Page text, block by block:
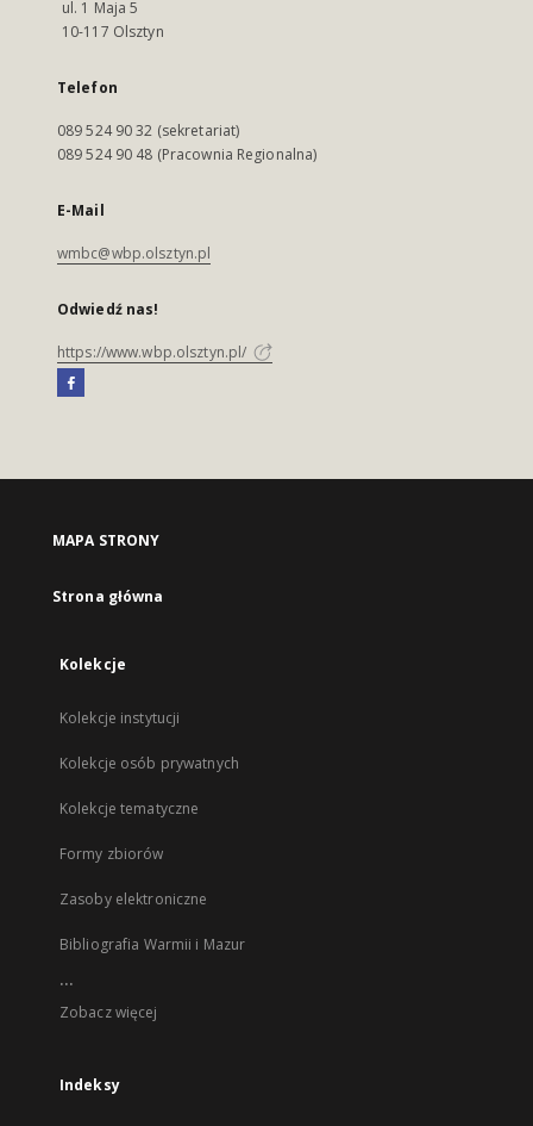
ul. 1 Maja 5
10-117 Olsztyn
Telefon
089 524 90 32 (sekretariat)
089 524 90 48 (Pracownia Regionalna)
E-Mail
wmbc@wbp.olsztyn.pl
Odwiedź nas!
https://www.wbp.olsztyn.pl/
MAPA STRONY
Strona główna
Kolekcje
Kolekcje instytucji
Kolekcje osób prywatnych
Kolekcje tematyczne
Formy zbiorów
Zasoby elektroniczne
Bibliografia Warmii i Mazur
...
Zobacz więcej
Indeksy